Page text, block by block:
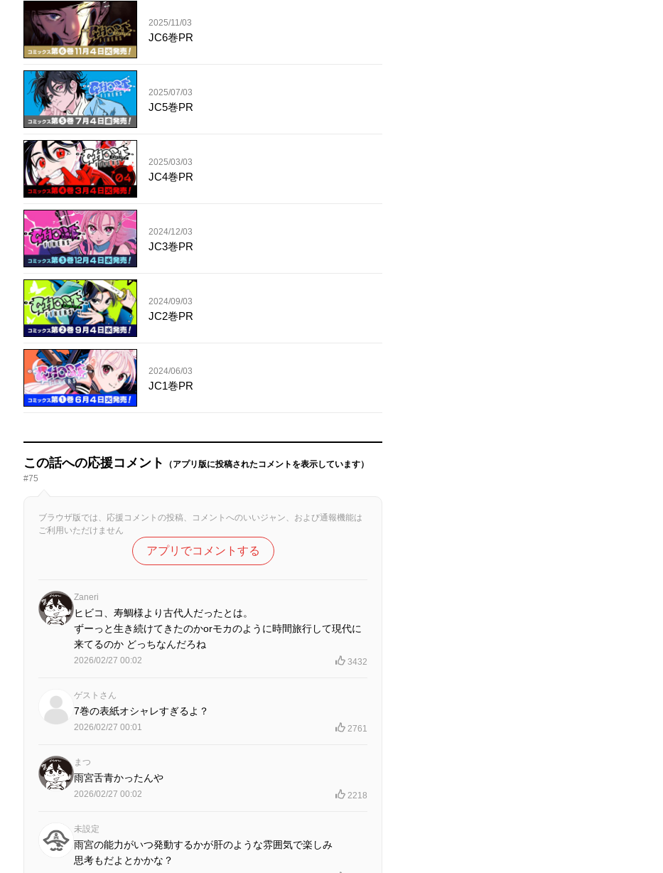
2025/11/03
JC6巻PR
2025/07/03
JC5巻PR
2025/03/03
JC4巻PR
2024/12/03
JC3巻PR
2024/09/03
JC2巻PR
2024/06/03
JC1巻PR
この話への応援コメント
（アプリ版に投稿されたコメントを表示しています）
#75
ブラウザ版では、応援コメントの投稿、コメントへのいいジャン、および通報機能は
ご利用いただけません
アプリでコメントする
Zaneri
ヒビコ、寿鯛様より古代人だったとは。
ずーっと生き続けてきたのかorモカのように時間旅行して現代に
来てるのか どっちなんだろね
2026/02/27 00:02 3432
ゲストさん
7巻の表紙オシャレすぎるよ？
2026/02/27 00:01 2761
まつ
雨宮舌青かったんや
2026/02/27 00:02 2218
未設定
雨宮の能力がいつ発動するかが肝のような雰囲気で楽しみ
思考もだよとかかな？